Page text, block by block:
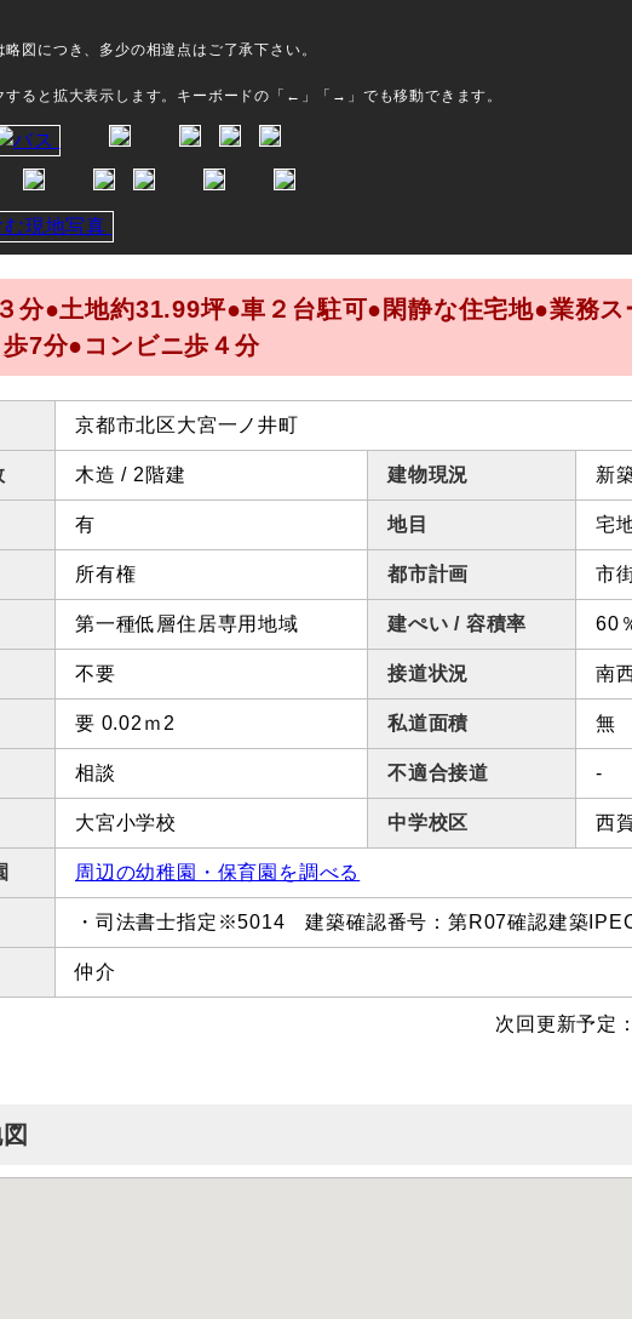
図につき、多少の相違点はご了承下さい。
ると拡大表示します。キーボードの「←」「→」でも移動できます。
分●土地約31.99坪●車２台駐可●閑静な住宅地●業務
7分●コンビニ歩４分
京都市北区大宮一ノ井町
木造 / 2階建 建物現況 新
有 地目 宅
所有権 都市計画 市
第一種低層住居専用地域 建ぺい / 容積率 60
不要 接道状況 南
要 0.02ｍ2 私道面積 無
相談 不適合接道 -
大宮小学校 中学校区 西
周辺の幼稚園・保育園を調べる
・司法書士指定※5014 建築確認番号：第R07確認建築
仲介
次回更新予定